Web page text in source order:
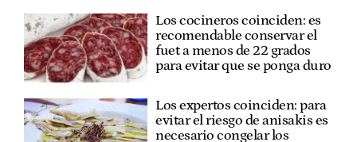
Los cocineros coinciden: es
recomendable conservar el
fuet a menos de 22 grados
para evitar que se ponga duro
Los expertos coinciden: para
evitar el riesgo de anisakis es
necesario congelar los